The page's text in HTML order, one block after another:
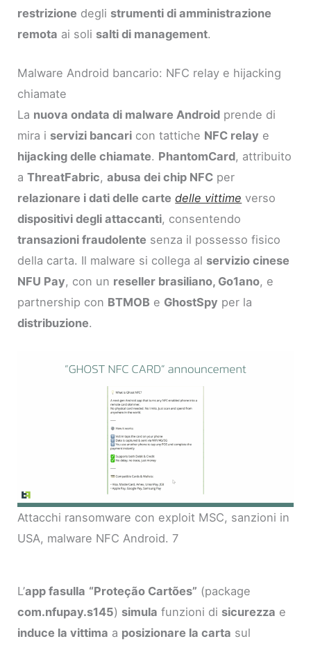
restrizione degli strumenti di amministrazione
remota ai soli salti di management.
Malware Android bancario: NFC relay e hijacking
chiamate
La nuova ondata di malware Android prende di
mira i servizi bancari con tattiche NFC relay e
hijacking delle chiamate. PhantomCard, attribuito
aThreatFabric,abusa dei chip NFC per
relazionare i dati delle carte delle vittime verso
dispositivi degli attaccanti, consentendo
transazioni fraudolente senza il possesso fisico
della carta. Il malware si collega al servizio cinese
NFU Pay, con un reseller brasiliano, Go1ano, e
partnership con BTMOB e GhostSpy per la
distribuzione.
Attacchi ransomware con exploit MSC, sanzioni in
USA, malware NFC Android. 7
L’app fasulla “Proteção Cartões” (package
com.nfupay.s145) simula funzioni di sicurezza e
induce la vittima a posizionare la carta sul